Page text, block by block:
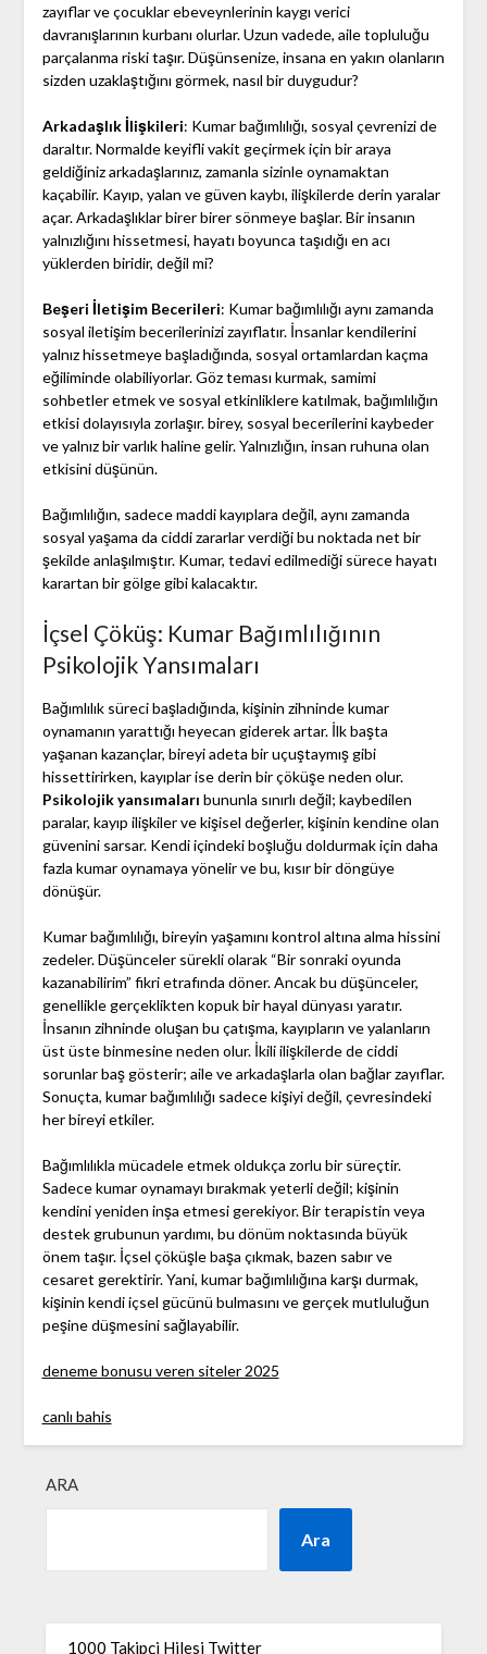
zayıflar ve çocuklar ebeveynlerinin kaygı verici
davranışlarının kurbanı olurlar. Uzun vadede, aile topluluğu
parçalanma riski taşır. Düşünsenize, insana en yakın olanların
sizden uzaklaştığını görmek, nasıl bir duygudur?
Arkadaşlık İlişkileri: Kumar bağımlılığı, sosyal çevrenizi de
daraltır. Normalde keyifli vakit geçirmek için bir araya
geldiğiniz arkadaşlarınız, zamanla sizinle oynamaktan
kaçabilir. Kayıp, yalan ve güven kaybı, ilişkilerde derin yaralar
açar. Arkadaşlıklar birer birer sönmeye başlar. Bir insanın
yalnızlığını hissetmesi, hayatı boyunca taşıdığı en acı
yüklerden biridir, değil mi?
Beşeri İletişim Becerileri: Kumar bağımlılığı aynı zamanda
sosyal iletişim becerilerinizi zayıflatır. İnsanlar kendilerini
yalnız hissetmeye başladığında, sosyal ortamlardan kaçma
eğiliminde olabiliyorlar. Göz teması kurmak, samimi
sohbetler etmek ve sosyal etkinliklere katılmak, bağımlılığın
etkisi dolayısıyla zorlaşır. birey, sosyal becerilerini kaybeder
ve yalnız bir varlık haline gelir. Yalnızlığın, insan ruhuna olan
etkisini düşünün.
Bağımlılığın, sadece maddi kayıplara değil, aynı zamanda
sosyal yaşama da ciddi zararlar verdiği bu noktada net bir
şekilde anlaşılmıştır. Kumar, tedavi edilmediği sürece hayatı
karartan bir gölge gibi kalacaktır.
İçsel Çöküş: Kumar Bağımlılığının
Psikolojik Yansımaları
Bağımlılık süreci başladığında, kişinin zihninde kumar
oynamanın yarattığı heyecan giderek artar. İlk başta
yaşanan kazançlar, bireyi adeta bir uçuştaymış gibi
hissettirirken, kayıplar ise derin bir çöküşe neden olur.
Psikolojik yansımaları bununla sınırlı değil; kaybedilen
paralar, kayıp ilişkiler ve kişisel değerler, kişinin kendine olan
güvenini sarsar. Kendi içindeki boşluğu doldurmak için daha
fazla kumar oynamaya yönelir ve bu, kısır bir döngüye
dönüşür.
Kumar bağımlılığı, bireyin yaşamını kontrol altına alma hissini
zedeler. Düşünceler sürekli olarak “Bir sonraki oyunda
kazanabilirim” fikri etrafında döner. Ancak bu düşünceler,
genellikle gerçeklikten kopuk bir hayal dünyası yaratır.
İnsanın zihninde oluşan bu çatışma, kayıpların ve yalanların
üst üste binmesine neden olur. İkili ilişkilerde de ciddi
sorunlar baş gösterir; aile ve arkadaşlarla olan bağlar zayıflar.
Sonuçta, kumar bağımlılığı sadece kişiyi değil, çevresindeki
her bireyi etkiler.
Bağımlılıkla mücadele etmek oldukça zorlu bir süreçtir.
Sadece kumar oynamayı bırakmak yeterli değil; kişinin
kendini yeniden inşa etmesi gerekiyor. Bir terapistin veya
destek grubunun yardımı, bu dönüm noktasında büyük
önem taşır. İçsel çöküşle başa çıkmak, bazen sabır ve
cesaret gerektirir. Yani, kumar bağımlılığına karşı durmak,
kişinin kendi içsel gücünü bulmasını ve gerçek mutluluğun
peşine düşmesini sağlayabilir.
deneme bonusu veren siteler 2025
canlı bahis
ARA
Ara
1000 Takipçi Hilesi Twitter